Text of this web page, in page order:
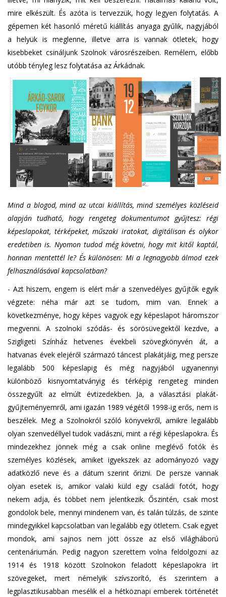
mire elkészült. És azóta is tervezzük, hogy legyen folytatás. A
gépemen két hasonló méretű kiállítás anyaga gyűlik, nagyjából
a helyük is meglenne, illetve arra is vannak ötletek, hogy
kisebbeket csináljunk Szolnok városrészeiben. Remélem, előbb
utóbb tényleg lesz folytatása az Árkádnak.
Mind a blogod, mind az utcai kiállítás, mind személyes közléseid
alapján tudható, hogy rengeteg dokumentumot gyűjtesz: régi
képeslapokat, térképeket, műszaki iratokat, digitálisan és olykor
eredetiben is. Nyomon tudod még követni, hogy mit kitől kaptál,
honnan mentettél le? És különösen: Mi a legnagyobb álmod ezek
felhasználásával kapcsolatban?
- Azt hiszem, engem is elért már a szenvedélyes gyűjtők egyik
végzete: néha már azt se tudom, mim van. Ennek a
következménye, hogy képes vagyok egy képeslapot háromszor
megvenni. A szolnoki szódás- és sörösüvegektől kezdve, a
Szigligeti Színház hetvenes évekbeli szövegkönyvén át, a
hatvanas évek elejéről származó táncest plakátjáig, meg persze
legalább 500 képeslapig és még nagyjából ugyanennyi
különböző kisnyomtatványig és térképig rengeteg minden
összegyűlt az elmúlt évtizedekben. Ja, a választási plakát-
gyűjteményemről, ami igazán 1989 végétől 1998-ig erős, nem is
beszélek. Meg a Szolnokról szóló könyvekről, amikre legalább
olyan szenvedéllyel tudok vadászni, mint a régi képeslapokra. És
mindezekhez jönnek még a csak online meglévő fotók és
személyes közlések, amiket igyekszek az adományozó vagy
adatközlő neve és a dátum szerint őrizni. De persze vannak
olyan esetek is, amikor valaki küld egy családi fotót, hogy
nekem adja, és többet nem jelentkezik. Őszintén, csak most
gondolok bele, mennyi mindenem van, és talán túlzás, de szinte
mindegyikkel kapcsolatban van legalább egy ötletem. Csak egyet
mondok, ami sajnos nem jött össze az első világháború
centenáriumán. Pedig nagyon szerettem volna feldolgozni az
1914 és 1918 között Szolnokon feladott képeslapokra írt
szövegeket, mert némelyik szívszorító, és szerintem a
legplasztikusabban mesélik el a hétköznapi emberek történetét